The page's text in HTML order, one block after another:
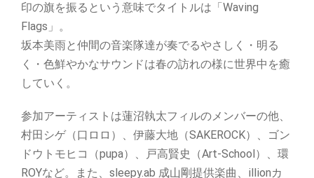
印の旗を振るという意味でタイトルは「Waving
Flags」。
坂本美雨と仲間の音楽隊達が奏でるやさしく・明る
く・色鮮やかなサウンドは春の訪れの様に世界中を癒
していく。
参加アーティストは蓮沼執太フィルのメンバーの他、
村田シゲ（口ロロ）、伊藤大地（SAKEROCK）、ゴン
ドウトモヒコ（pupa）、戸高賢史（Art-School）、環
ROYなど。また、sleepy.ab 成山剛提供楽曲、illionカ